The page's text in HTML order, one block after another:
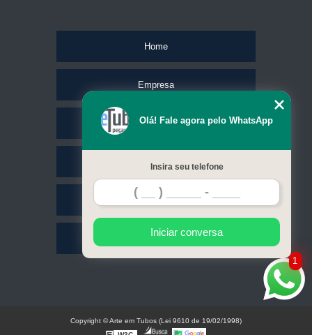
Home
Empresa
Missão
Serviços
Contato
Mapa do site
1
Olá! Fale agora pelo WhatsApp
Insira seu telefone
Iniciar conversa
Copyright © Arte em Tubos (Lei 9610 de 19/02/1998)